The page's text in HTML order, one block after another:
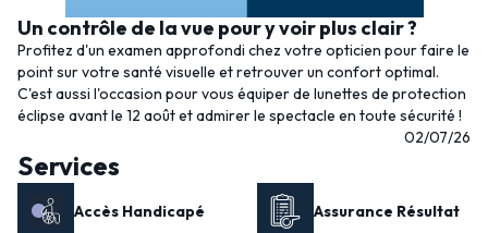
Un contrôle de la vue pour y voir plus clair ?
Profitez d'un examen approfondi chez votre opticien pour faire le
point sur votre santé visuelle et retrouver un confort optimal.
C'est aussi l'occasion pour vous équiper de lunettes de protection
éclipse avant le 12 août et admirer le spectacle en toute sécurité !
02/07/26
Services
Accès Handicapé Assurance Résultat